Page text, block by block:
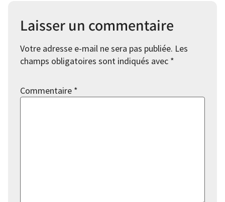
Laisser un commentaire
Votre adresse e-mail ne sera pas publiée. Les
champs obligatoires sont indiqués avec *
Commentaire *